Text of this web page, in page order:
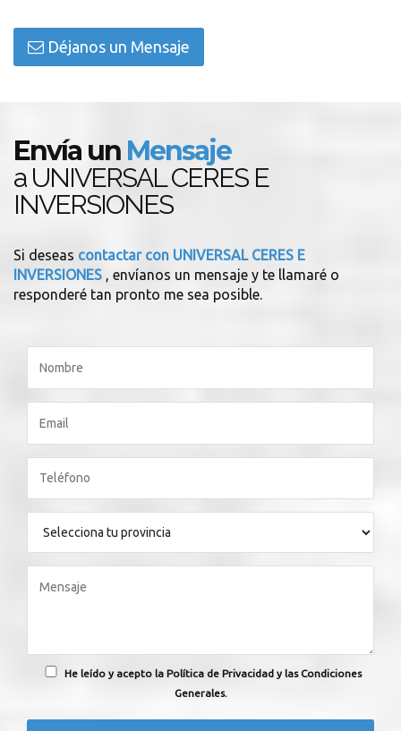
Déjanos un Mensaje
Envía un Mensaje
a UNIVERSAL CERES E
INVERSIONES
Si deseas contactar con UNIVERSAL CERES E
INVERSIONES , envíanos un mensaje y te llamaré o
responderé tan pronto me sea posible.
He leído y acepto la Política de Privacidad y las Condiciones
Generales.